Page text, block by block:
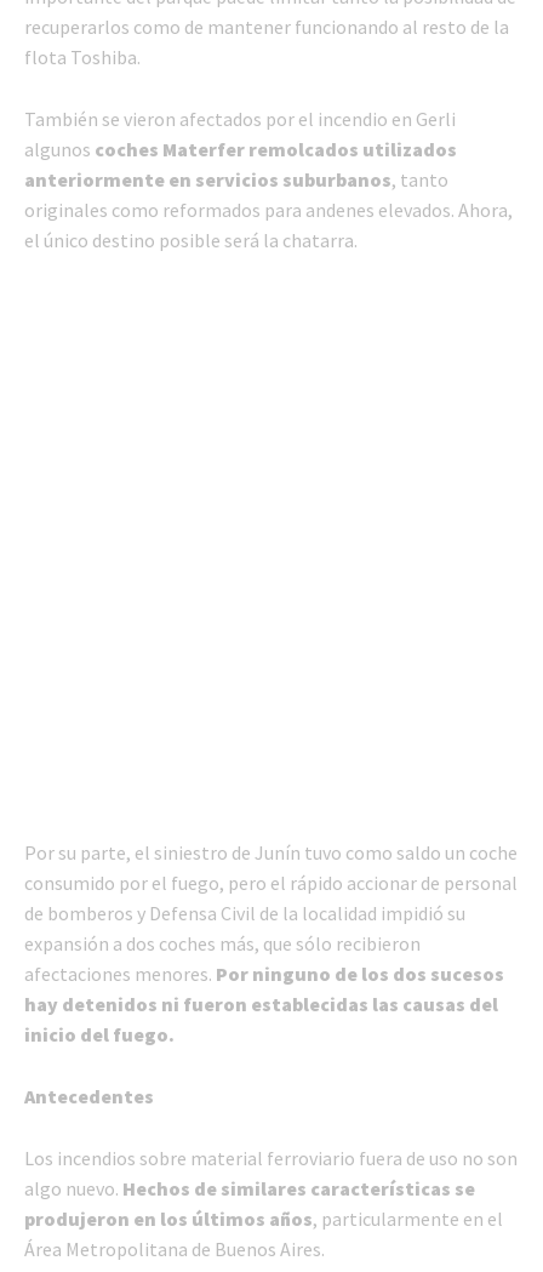
recuperarlos como de mantener funcionando al resto de la
flota Toshiba.
También se vieron afectados por el incendio en Gerli
algunos coches Materfer remolcados utilizados
anteriormente en servicios suburbanos, tanto
originales como reformados para andenes elevados. Ahora,
el único destino posible será la chatarra.
Por su parte, el siniestro de Junín tuvo como saldo un coche
consumido por el fuego, pero el rápido accionar de personal
de bomberos y Defensa Civil de la localidad impidió su
expansión a dos coches más, que sólo recibieron
afectaciones menores. Por ninguno de los dos sucesos
hay detenidos ni fueron establecidas las causas del
inicio del fuego.
Antecedentes
Los incendios sobre material ferroviario fuera de uso no son
algo nuevo. Hechos de similares características se
produjeron en los últimos años, particularmente en el
Área Metropolitana de Buenos Aires.